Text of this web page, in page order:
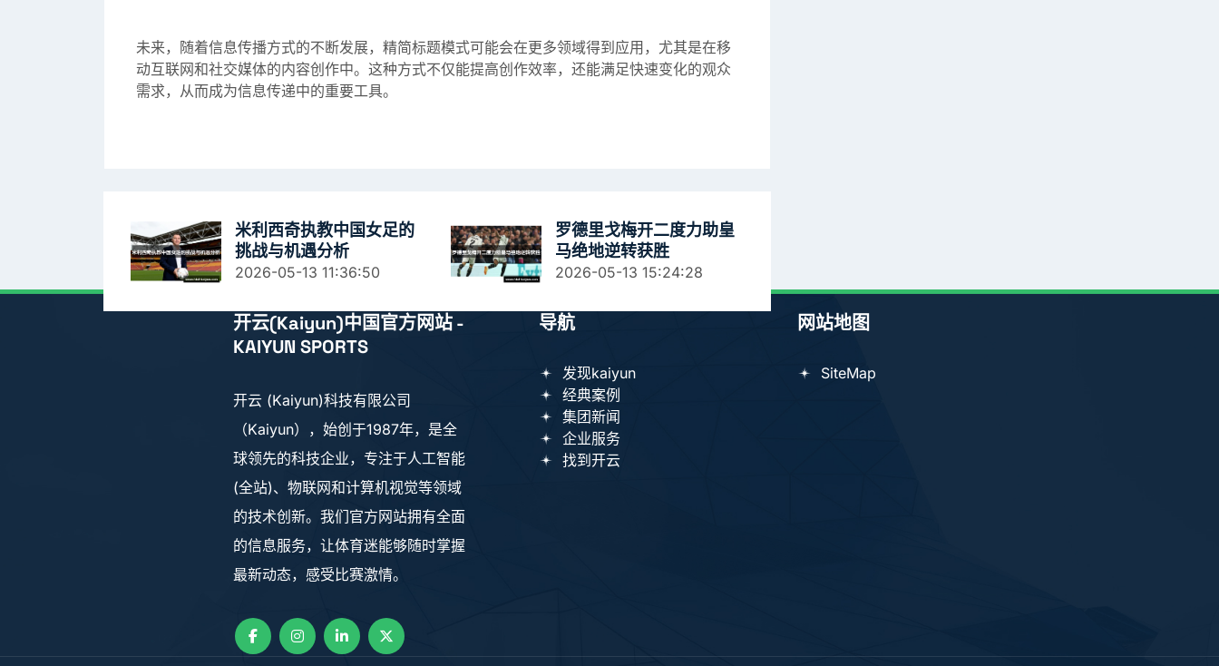
未来，随着信息传播方式的不断发展，精简标题模式可能会在更多领域得到应用，尤其是在移
动互联网和社交媒体的内容创作中。这种方式不仅能提高创作效率，还能满足快速变化的观众
需求，从而成为信息传递中的重要工具。
米利西奇执教中国女足的
挑战与机遇分析
2026-05-13 11:36:50
罗德里戈梅开二度力助皇
马绝地逆转获胜
2026-05-13 15:24:28
开云(Kaiyun)中国官方网站 -
KAIYUN SPORTS
开云 (Kaiyun)科技有限公司
（Kaiyun），始创于1987年，是全
球领先的科技企业，专注于人工智能
(全站)、物联网和计算机视觉等领域
的技术创新。我们官方网站拥有全面
的信息服务，让体育迷能够随时掌握
最新动态，感受比赛激情。
导航
发现kaiyun
经典案例
集团新闻
企业服务
找到开云
网站地图
SiteMap